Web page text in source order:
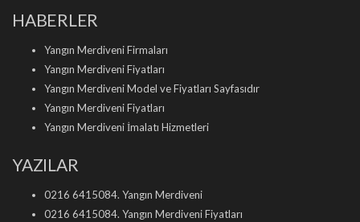
HABERLER
Yangın Merdiveni Firmaları
Yangın Merdiveni Fiyatları
Yangın Merdiveni Model ve Fiyatları Sayfasıdır
Yangın Merdiveni Fiyatları
Yangın Merdiveni İmalatı Hizmetleri
YAZILAR
0216 6415084. Yangın Merdiveni
0216 6415084. Yangın Merdiveni Fiyatları